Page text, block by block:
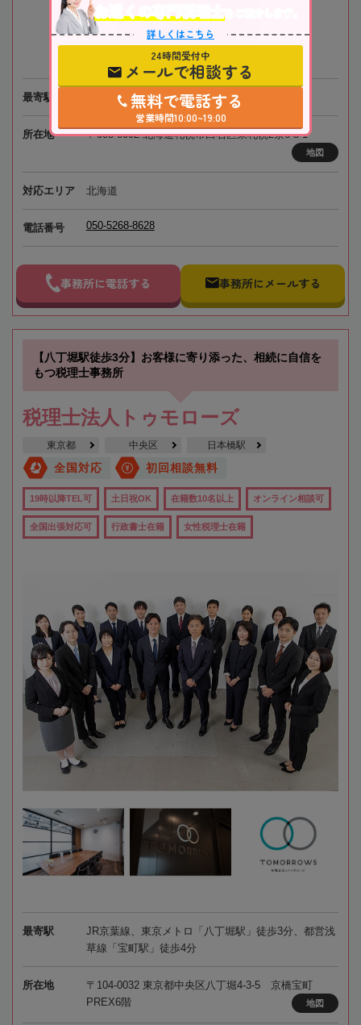
最寄駅 札幌市営地下鉄「白石駅」徒歩1分
所在地 〒003-0002 北海道札幌市白石区東札幌2条6-5-1
地図
対応エリア 北海道
電話番号 050-5268-8628
事務所に電話する 事務所にメールする
【八丁堀駅徒歩3分】お客様に寄り添った、相続に自信を
もつ税理士事務所
税理士法人トゥモローズ
東京都 中央区 日本橋駅
全国対応 初回相談無料
19時以降TEL可 土日祝OK 在籍数10名以上 オンライン相談可
全国出張対応可 行政書士在籍 女性税理士在籍
最寄駅
JR京葉線、東京メトロ「八丁堀駅」徒歩3分、都営浅
草線「宝町駅」徒歩4分
所在地
〒104-0032 東京都中央区八丁堀4-3-5 京橋宝町
PREX6階
地図
お近くの専門税理士
をご紹介します。
詳しくはこちら
24時間受付中
メールで相談する
無料で電話する
営業時間10:00~19:00